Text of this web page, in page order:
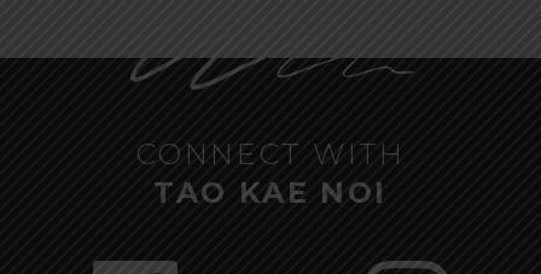
CONNECT WITH
TAO KAE NOI